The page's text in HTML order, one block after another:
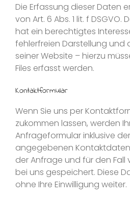
Die Erfassung dieser Daten
von Art. 6 Abs. 1 lit. f
hat ein berechtigtes
fehlerfreien Darstellung und
seiner Website – hierzu
Files erfasst werden.
Kontaktformular
Wenn Sie uns per
zukommen lassen, werden
Anfrageformular inklusive
angegebenen
der Anfrage und für den Fall
bei uns gespeichert. Diese
ohne Ihre Einwilligung weiter.